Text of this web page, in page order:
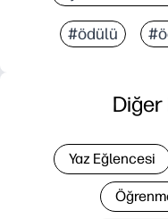
#ödülü
Diğer
Yaz Eğlencesi